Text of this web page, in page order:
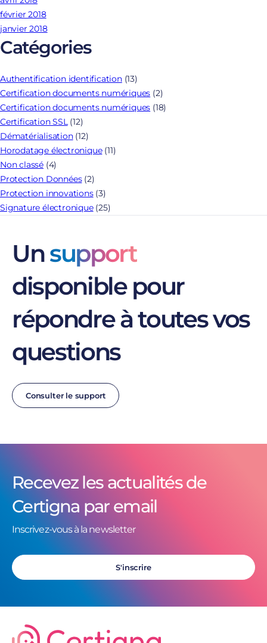
février 2018
janvier 2018
Catégories
Authentification identification(13)
Certification documents numériques (2)
Certification documents numériques (18)
Certification SSL(12)
Dématérialisation(12)
Horodatage électronique(11)
Non classé (4)
Protection Données(2)
Protection innovations(3)
Signature électronique(25)
Unsupport
disponible pour
répondre à toutes vos
questions
Consulter le support
Recevez les actualités de
Certigna par email
Inscrivez-vous à la newsletter
S'inscrire